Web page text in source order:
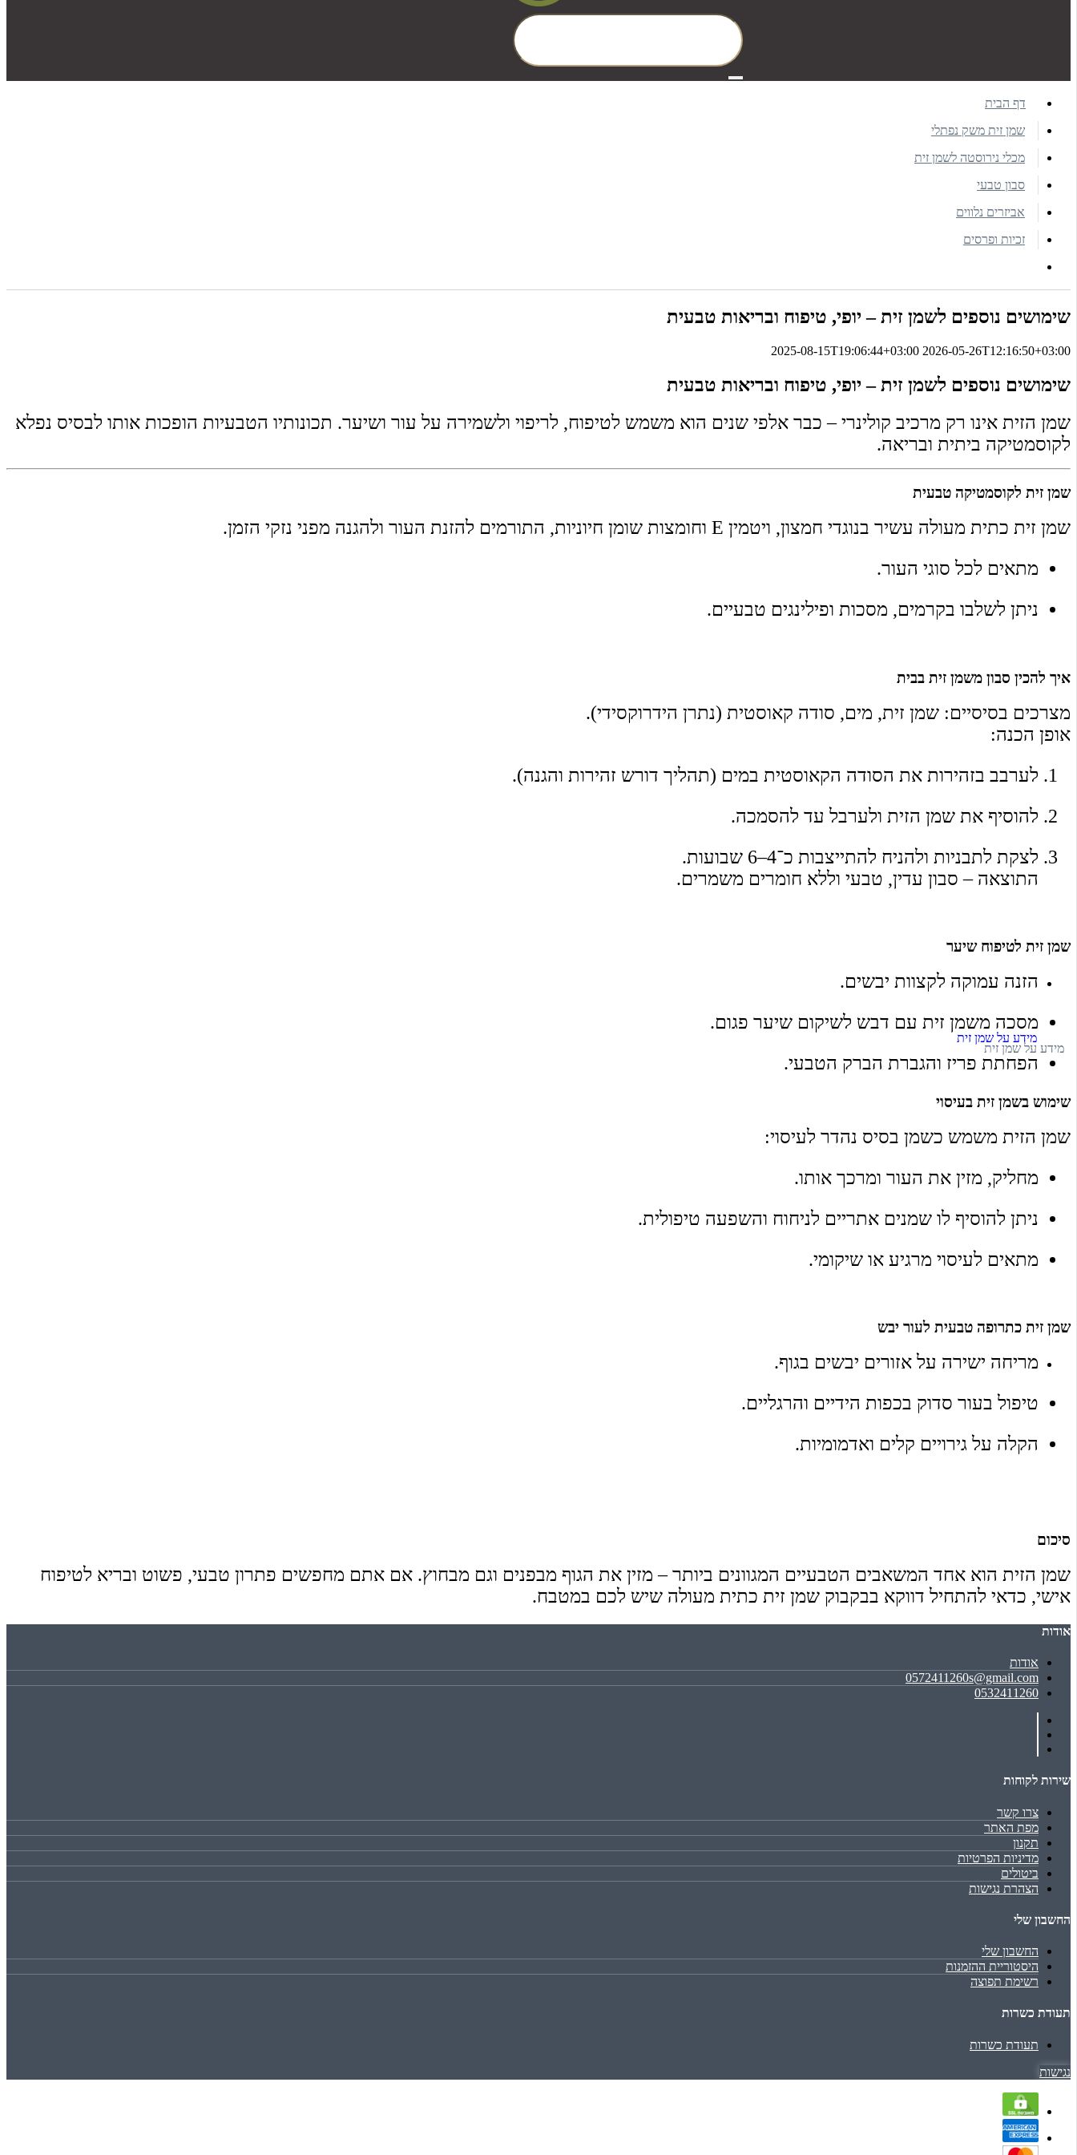
דף הבית
שמן זית משק נפתלי
מכלי נירוסטה לשמן זית
סבון טבעי
אביזרים נלווים
זכיות ופרסים
שימושים נוספים לשמן זית – יופי, טיפוח ובריאות טבעית
2025-08-15T19:06:44+03:00 2026-05-26T12:16:50+03:00
שימושים נוספים לשמן זית – יופי, טיפוח ובריאות טבעית
שמן הזית אינו רק מרכיב קולינרי – כבר אלפי שנים הוא משמש לטיפוח, לריפוי ולשמירה על עור ושיער. תכונותיו הטבעיות הופכות אותו לבסיס נפלא
לקוסמטיקה ביתית ובריאה.
שמן זית לקוסמטיקה טבעית
שמן זית כתית מעולה עשיר בנוגדי חמצון, ויטמין E וחומצות שומן חיוניות, התורמים להזנת העור ולהגנה מפני נזקי הזמן.
מתאים לכל סוגי העור.
ניתן לשלבו בקרמים, מסכות ופילינגים טבעיים.
איך להכין סבון משמן זית בבית
מצרכים בסיסיים: שמן זית, מים, סודה קאוסטית (נתרן הידרוקסידי).
אופן הכנה:
לערבב בזהירות את הסודה הקאוסטית במים (תהליך דורש זהירות והגנה).
להוסיף את שמן הזית ולערבל עד להסמכה.
לצקת לתבניות ולהניח להתייצבות כ־4–6 שבועות.
התוצאה – סבון עדין, טבעי וללא חומרים משמרים.
שמן זית לטיפוח שיער
הזנה עמוקה לקצוות יבשים.
מסכה משמן זית עם דבש לשיקום שיער פגום.
הפחתת פריז והגברת הברק הטבעי.
שימוש בשמן זית בעיסוי
שמן הזית משמש כשמן בסיס נהדר לעיסוי:
מחליק, מזין את העור ומרכך אותו.
ניתן להוסיף לו שמנים אתריים לניחוח והשפעה טיפולית.
מתאים לעיסוי מרגיע או שיקומי.
שמן זית כתרופה טבעית לעור יבש
מריחה ישירה על אזורים יבשים בגוף.
טיפול בעור סדוק בכפות הידיים והרגליים.
הקלה על גירויים קלים ואדמומיות.
סיכום
שמן הזית הוא אחד המשאבים הטבעיים המגוונים ביותר – מזין את הגוף מבפנים וגם מבחוץ. אם אתם מחפשים פתרון טבעי, פשוט ובריא לטיפוח
אישי, כדאי להתחיל דווקא בבקבוק שמן זית כתית מעולה שיש לכם במטבח.
אודות
אודות
0572411260s@gmail.com
0532411260
שירות לקוחות
צרו קשר
מפת האתר
תקנון
מדיניות הפרטיות
ביטולים
הצהרת נגישות
החשבון שלי
החשבון שלי
היסטוריית ההזמנות
רשימת תפוצה
תעודת כשרות
תעודת כשרות
נגישות